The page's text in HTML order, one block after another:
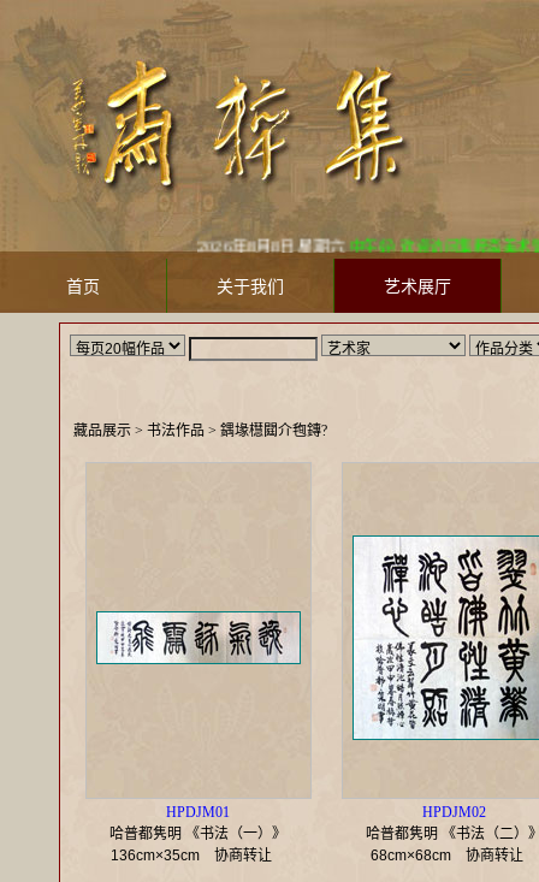
2026年8月8日 星期六 中午好! 欢迎访问集粹斋美术馆
首页 关于我们 艺术展厅
藏品展示 > 书法作品 > 鍝堟櫘閮介毥鏄?
HPDJM01
哈普都隽明 《书法（一）》
136cm×35cm协商转让
HPDJM02
哈普都隽明 《书法（二）
68cm×68cm 协商转让